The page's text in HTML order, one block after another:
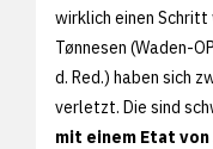
wirklich einen Schritt
Tønnesen (Waden-
d. Red.) haben sich
verletzt. Die sind
mit einem Etat von